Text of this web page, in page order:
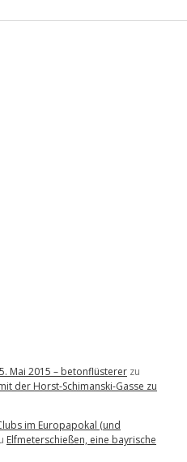
Mai 2015 – betonflüsterer zu
der Horst-Schimanski-Gasse zu
im Europapokal (und
Elfmeterschießen, eine bayrische